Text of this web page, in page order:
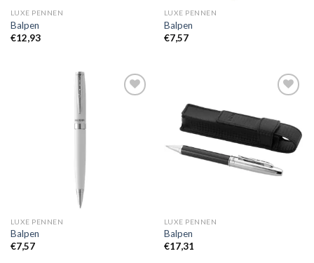
LUXE PENNEN
Balpen
€12,93
LUXE PENNEN
Balpen
€7,57
LUXE PENNEN
Balpen
€7,57
wenslijst
LUXE PENNEN
Balpen
€17,31